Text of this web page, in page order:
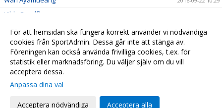
Vilde Rundfloen
Hanna Berg 2016-09-22 10:26
Madeleine Schedin 2016-09-22 10:25
Stephanie Dalbjer-Öberg 2016-09-22 10:21
inställningar
Webbversion
För att hemsidan ska fungera korrekt använder vi nödvändiga
cookies från SportAdmin. Dessa går inte att stänga av.
Föreningen kan också använda frivilliga cookies, t.ex. för
statistik eller marknadsföring. Du väljer själv om du vill
acceptera dessa.
Anpassa dina val
Acceptera nödvändiga Acceptera alla